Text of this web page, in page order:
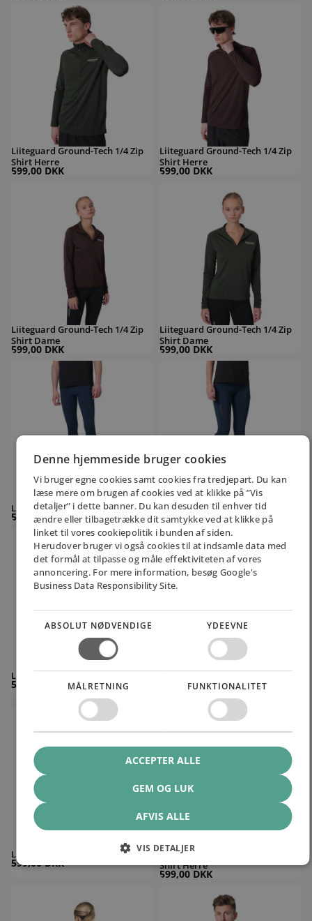
Liiteguard Ground-Tech 1/4 Zip Shirt Herre
Liiteguard Ground-Tech 1/4 Zip
Shirt Herre
599,00 DKK
Liiteguard Ground-Tech 1/4 Zip Shirt
Liiteguard Ground-Tech 1/4 Zip
Shirt Herre
599,00 DKK
Liiteguard Ground-Tech 1/4 Zip
Shirt Dame
599,00 DKK
Liiteguard Ground-Tech 1/4 Zip
Shirt Dame
599,00 DKK
Liiteguard Glu-Tech Long Herre
Liiteguard Glu-Tech Long Herre
599,00 DKK
Liiteguard Glu-Tech Long Dame
Liiteguard Glu-Tech Long Dame
599,00 DKK
Liiteguard Glu-Tech Long Herre
Liiteguard Glu-Tech Long Herre
599,00 DKK
Liiteguard Glu-Tech Training Dame
Liiteguard Glu-Tech Training
Liiteguard Glu-Tech Long Dame
Liiteguard Glu-Tech Long Dame
599,00 DKK
Liiteguard Ground-Tech 1/4 Zip Shirt
Liiteguard Ground-Tech 1/4 Zip
Shirt Herre
599,00 DKK
Denne hjemmeside bruger cookies
Vi bruger egne cookies samt cookies fra tredjepart. Du kan
læse mere om brugen af cookies ved at klikke på ”Vis
detaljer” i dette banner. Du kan desuden til enhver tid
ændre eller tilbagetrække dit samtykke ved at klikke på
linket til vores cookiepolitik i bunden af siden.
Herudover bruger vi også cookies til at indsamle data med
det formål at tilpasse og måle effektiviteten af vores
annoncering. For mere information, besøg Google's
Business Data Responsibility Site.
ABSOLUT NØDVENDIGE YDEEVNE
MÅLRETNING FUNKTIONALITET
GEM OG LUK
ACCEPTER ALLE
AFVIS ALLE
VIS DETALJER